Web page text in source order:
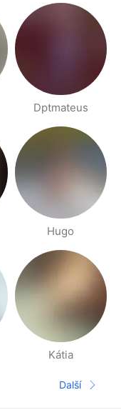
Dptmateus
Hugo
Kátia
Další
Další